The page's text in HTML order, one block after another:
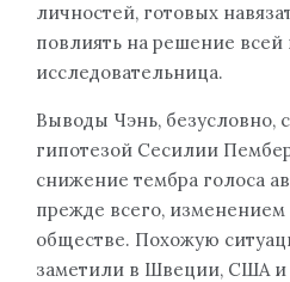
личностей, готовых
повлиять на решение всей
исследовательница.
Выводы Чэнь, безусловно,
гипотезой Сесилии
снижение тембра голоса
прежде всего,
обществе. Похожую
заметили в Швеции, США и